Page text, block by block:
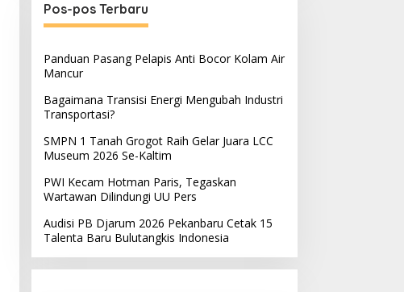
Pos-pos Terbaru
Panduan Pasang Pelapis Anti Bocor Kolam Air
Mancur
Bagaimana Transisi Energi Mengubah Industri
Transportasi?
SMPN 1 Tanah Grogot Raih Gelar Juara LCC
Museum 2026 Se-Kaltim
PWI Kecam Hotman Paris, Tegaskan
Wartawan Dilindungi UU Pers
Audisi PB Djarum 2026 Pekanbaru Cetak 15
Talenta Baru Bulutangkis Indonesia